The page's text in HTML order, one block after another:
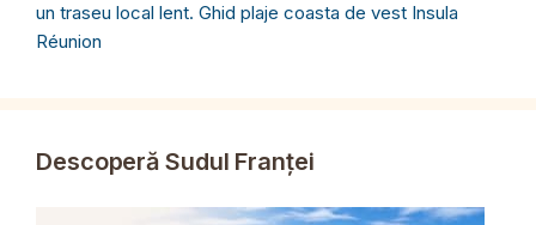
un traseu local lent. Ghid plaje coasta de vest Insula
Réunion
Descoperă Sudul Franței